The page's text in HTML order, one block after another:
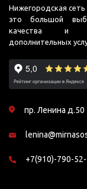
Нижегородская
это большой
качества и
дополнительных
пр. Ленина д.50
+7(910)-790-